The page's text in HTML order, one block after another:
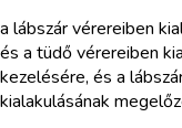
a lábszár vérereiben
és a tüdő vérereiben
kezelésére, és a
kialakulásának